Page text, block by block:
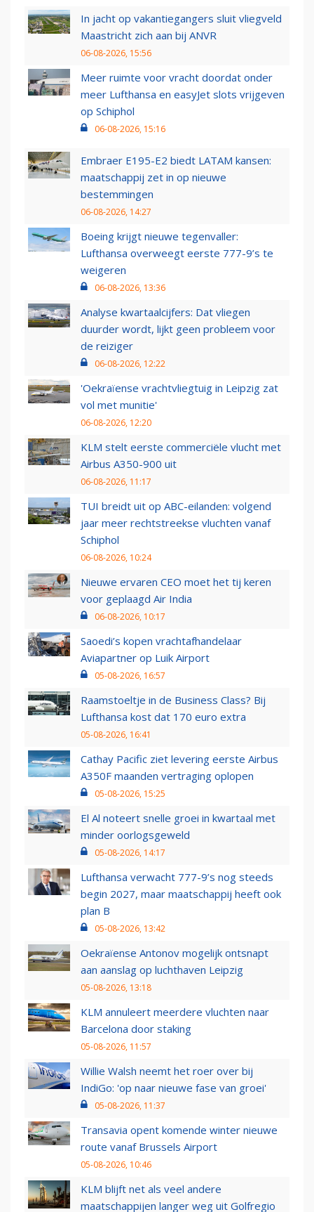
In jacht op vakantiegangers sluit vliegveld
Maastricht zich aan bij ANVR
06-08-2026, 15:56
Meer ruimte voor vracht doordat onder
meer Lufthansa en easyJet slots vrijgeven
op Schiphol
06-08-2026, 15:16
Embraer E195-E2 biedt LATAM kansen:
maatschappij zet in op nieuwe
bestemmingen
06-08-2026, 14:27
Boeing krijgt nieuwe tegenvaller:
Lufthansa overweegt eerste 777-9’s te
weigeren
06-08-2026, 13:36
Analyse kwartaalcijfers: Dat vliegen
duurder wordt, lijkt geen probleem voor
de reiziger
06-08-2026, 12:22
'Oekraïense vrachtvliegtuig in Leipzig zat
vol met munitie'
06-08-2026, 12:20
KLM stelt eerste commerciële vlucht met
Airbus A350-900 uit
06-08-2026, 11:17
TUI breidt uit op ABC-eilanden: volgend
jaar meer rechtstreekse vluchten vanaf
Schiphol
06-08-2026, 10:24
Nieuwe ervaren CEO moet het tij keren
voor geplaagd Air India
06-08-2026, 10:17
Saoedi’s kopen vrachtafhandelaar
Aviapartner op Luik Airport
05-08-2026, 16:57
Raamstoeltje in de Business Class? Bij
Lufthansa kost dat 170 euro extra
05-08-2026, 16:41
Cathay Pacific ziet levering eerste Airbus
A350F maanden vertraging oplopen
05-08-2026, 15:25
El Al noteert snelle groei in kwartaal met
minder oorlogsgeweld
05-08-2026, 14:17
Lufthansa verwacht 777-9’s nog steeds
begin 2027, maar maatschappij heeft ook
plan B
05-08-2026, 13:42
Oekraïense Antonov mogelijk ontsnapt
aan aanslag op luchthaven Leipzig
05-08-2026, 13:18
KLM annuleert meerdere vluchten naar
Barcelona door staking
05-08-2026, 11:57
Willie Walsh neemt het roer over bij
IndiGo: 'op naar nieuwe fase van groei'
05-08-2026, 11:37
Transavia opent komende winter nieuwe
route vanaf Brussels Airport
05-08-2026, 10:46
KLM blijft net als veel andere
maatschappijen langer weg uit Golfregio